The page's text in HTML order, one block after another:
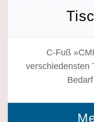
C-Fuß
verschiedensten